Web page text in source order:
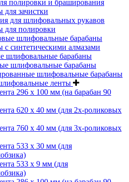
полировки и браширования
для зачистки
для шлифовальных рукавов
для полировки
шлифовальные барабаны
с синтетическими алмазами
шлифовальные барабаны
шлифовальные барабаны
шлифовальные барабаны
ленты
296 х 100 мм (на барабан 90
620 х 40 мм (для 2х-роликовых
760 х 40 мм (для 3х-роликовых
533 х 30 мм (для
533 х 9 мм (для